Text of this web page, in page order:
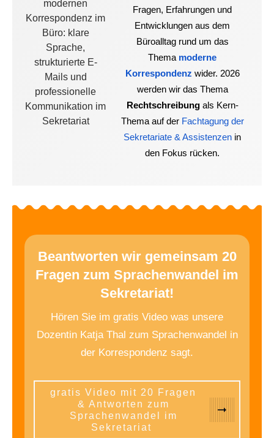
Fragen, Erfahrungen und
Entwicklungen aus dem
Büroalltag rund um das
Thema moderne
Korrespondenz wider. 2026
werden wir das Thema
Rechtschreibungals Kern-
Thema auf der Fachtagung der
Sekretariate & Assistenzen in
den Fokus rücken.
Beantworten wir gemeinsam 20
Fragen zum Sprachenwandel im
Sekretariat!
Hören Sie im gratis Video was unsere
Dozentin Katja Thal zum Sprachenwandel in
der Korrespondenz sagt.
gratis Video mit 20 Fragen
& Antworten zum
Sprachenwandel im
Sekretariat